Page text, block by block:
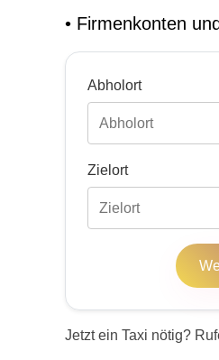
• Firmenkonten
Abholort
Zielort
Jetzt ein Taxi nötig?